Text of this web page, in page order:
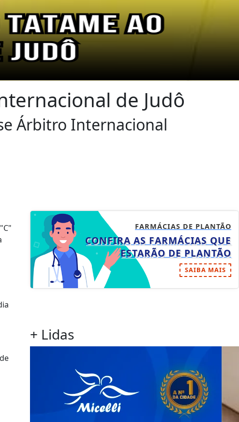
de Judô
Árbitro Internacional
FARMÁCIAS DE PLANTÃO
CONFIRA AS FARMÁCIAS QUE
ESTARÃO DE PLANTÃO
SAIBA MAIS
+ Lidas